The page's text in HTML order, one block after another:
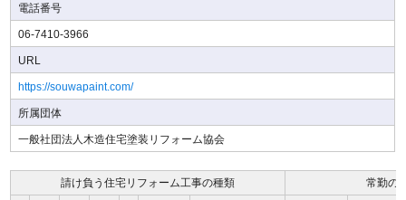
電話番号
06-7410-3966
URL
https://souwapaint.com/
所属団体
一般社団法人木造住宅塗装リフォーム協会
請け負う住宅リフォーム工事の種類 常勤の